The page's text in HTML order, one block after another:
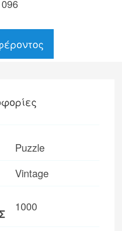
Puzzle
Vintage
1000